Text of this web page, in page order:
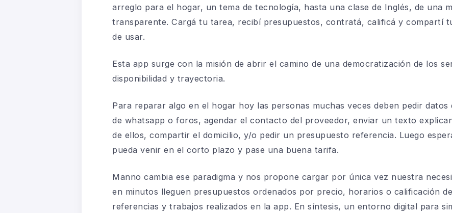
arreglo para el hogar, un tema de tecnología, hasta una clase de Inglés, de una
transparente. Cargá tu tarea, recibí presupuestos, contratá, calificá y compartí
de usar.
Esta app surge con la misión de abrir el camino de una democratización de los
disponibilidad y trayectoria.
Para reparar algo en el hogar hoy las personas muchas veces deben pedir
de whatsapp o foros, agendar el contacto del proveedor, enviar un texto
de ellos, compartir el domicilio, y/o pedir un presupuesto referencia. Luego
pueda venir en el corto plazo y pase una buena tarifa.
Manno cambia ese paradigma y nos propone cargar por única vez nuestra
en minutos lleguen presupuestos ordenados por precio, horarios o calificación
referencias y trabajos realizados en la app. En síntesis, un entorno digital para